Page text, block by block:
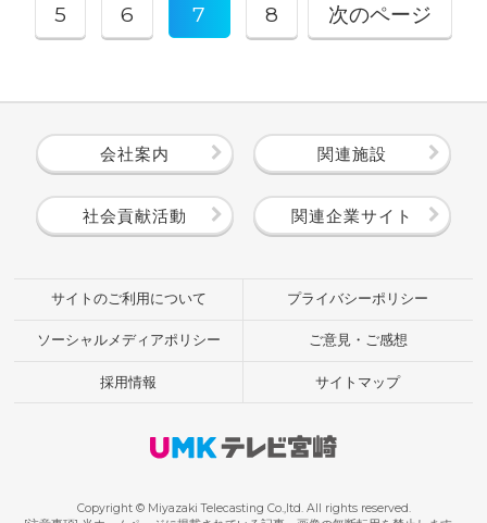
5 6 7 8 次のページ
会社案内 関連施設
社会貢献活動 関連企業サイト
サイトのご利用について プライバシーポリシー
ソーシャルメディアポリシー ご意見・ご感想
採用情報 サイトマップ
Copyright © Miyazaki Telecasting Co.,ltd. All rights reserved.